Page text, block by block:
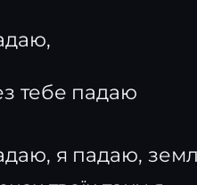
тебе падаю
я падаю,